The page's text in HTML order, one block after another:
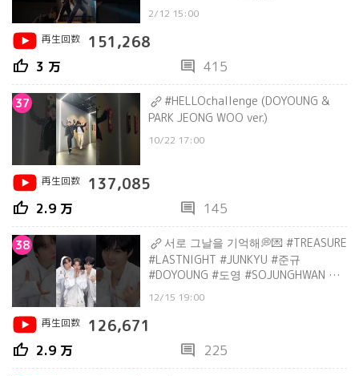
2/12 15:00
再生回数
151,268
thumb_up 3 万 comment 415
37
#HELLOchallenge (DOYOUNG &
PARK JEONG WOO ver.)
10/22 17:00
再生回数 137,085
thumb_up 2.9 万 comment 145
38
서로 그날을 기억해💭💌 #TREASURE
#LASTNIGHT #JUNKYU #준규
#DOYOUNG #도영 #SOJUNGHWAN #소
12/15 19:00
再生回数
126,671
thumb_up 2.9 万 comment 225